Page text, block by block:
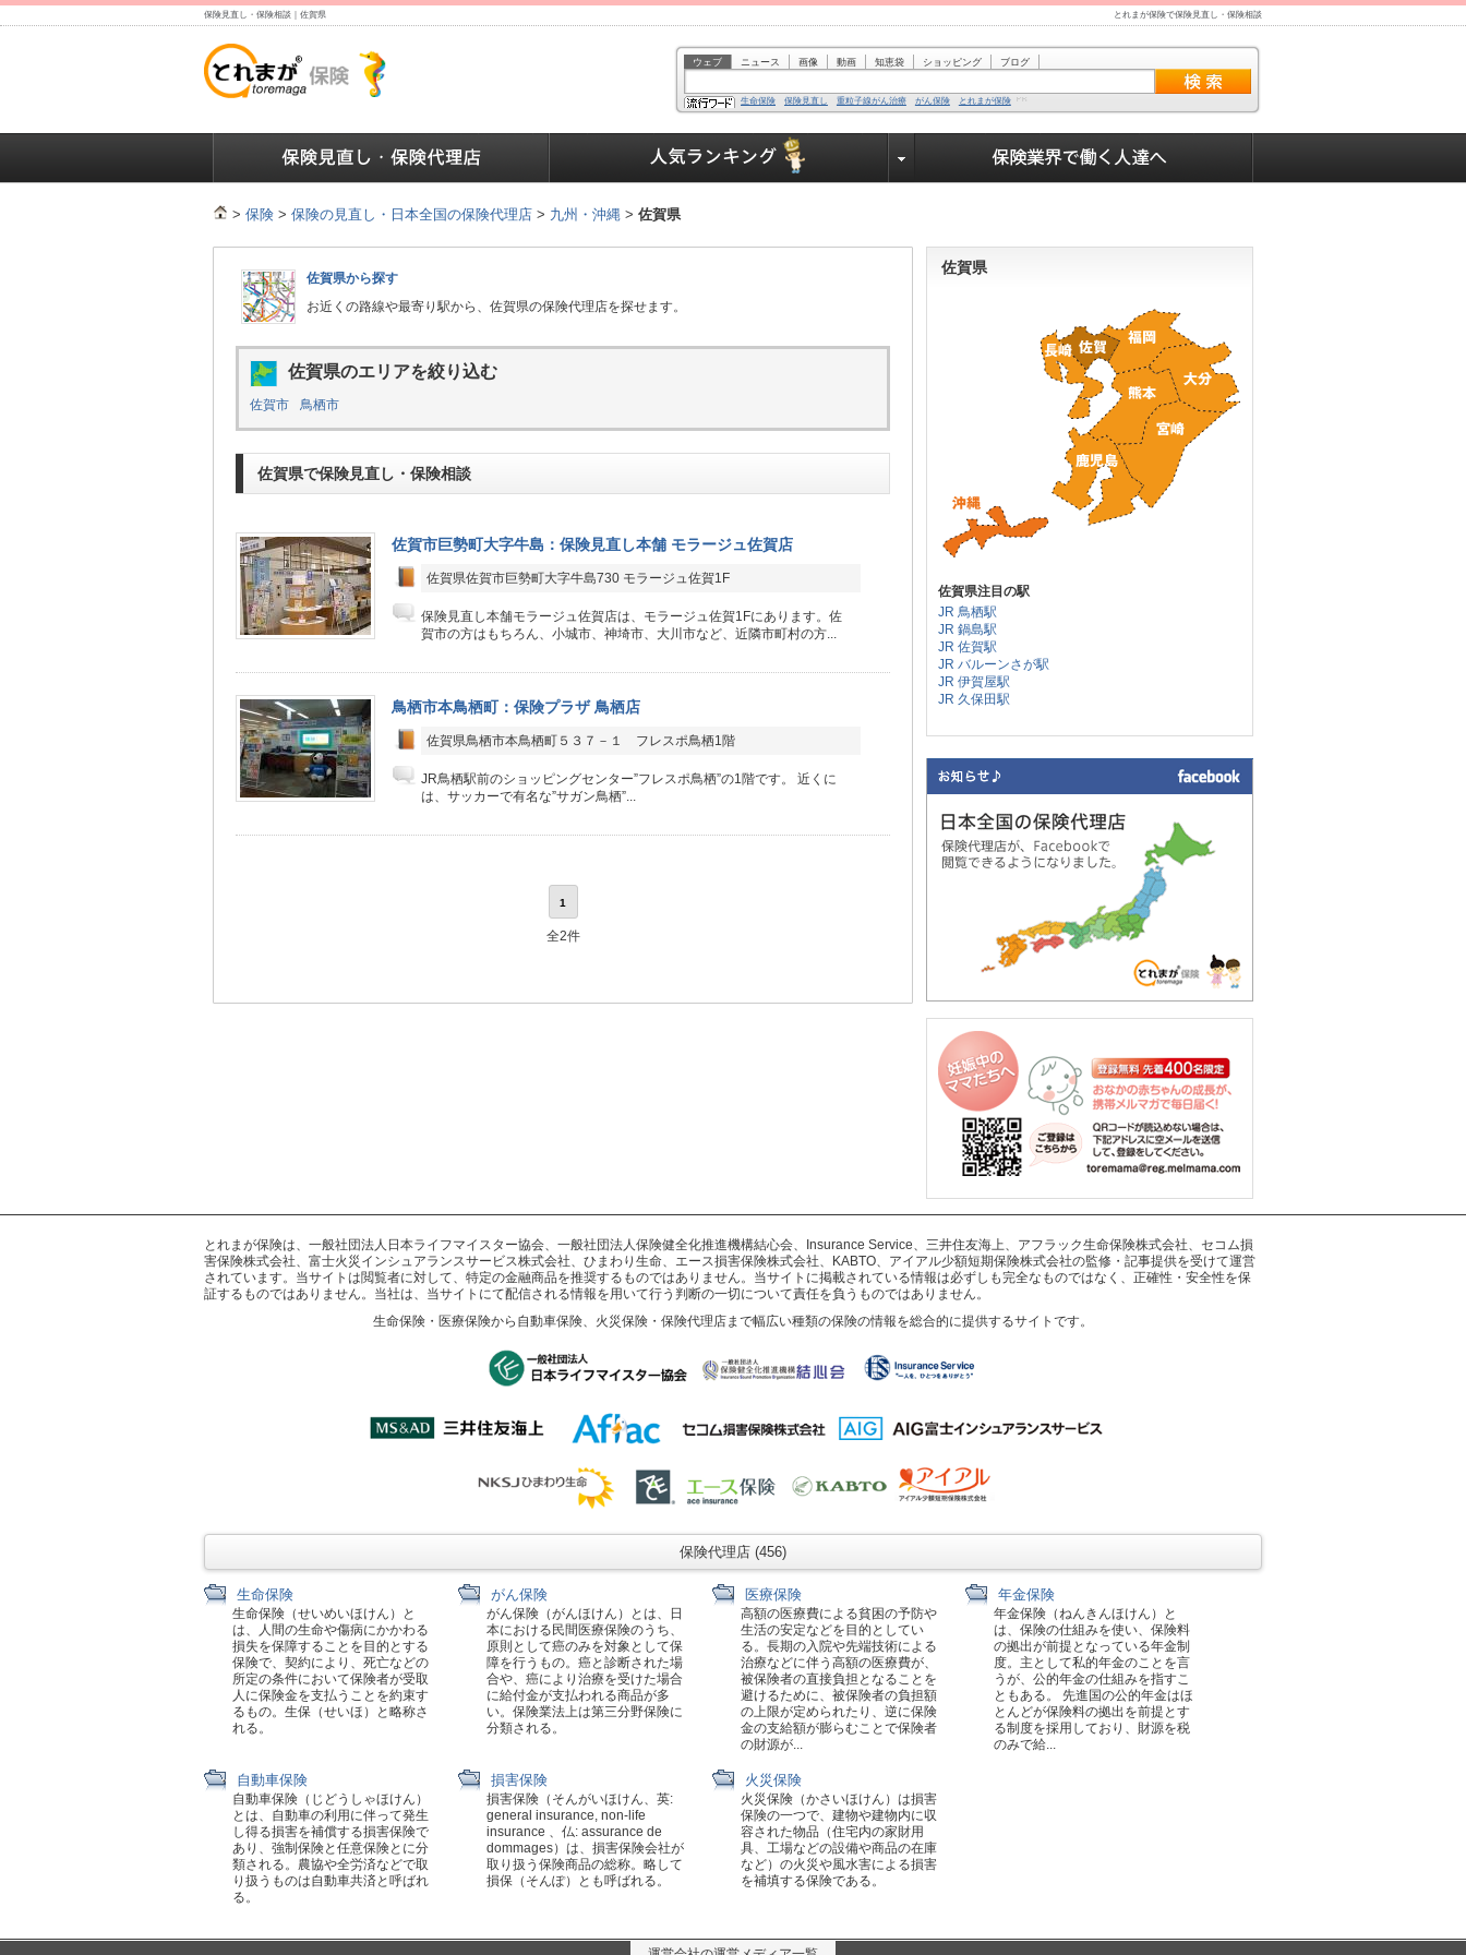
保険見直し・保険相談｜佐賀県 とれまが保険で保険見直し・保険相談
ウェブ ニュース 画像 動画 知恵袋 ショッピング ブログ
生命保険 保険見直し 重粒子線がん治療 がん保険 とれまが保険
> 保険 > 保険の見直し・日本全国の保険代理店 > 九州・沖縄 > 佐賀県
佐賀県から探す
お近くの路線や最寄り駅から、佐賀県の保険代理店を探せます。
佐賀県のエリアを絞り込む
佐賀市 鳥栖市
佐賀県で保険見直し・保険相談
佐賀市巨勢町大字牛島：保険見直し本舗 モラージュ佐賀店
佐賀県佐賀市巨勢町大字牛島730 モラージュ佐賀1F
保険見直し本舗モラージュ佐賀店は、モラージュ佐賀1Fにあります。佐
賀市の方はもちろん、小城市、神埼市、大川市など、近隣市町村の方...
鳥栖市本鳥栖町：保険プラザ 鳥栖店
佐賀県鳥栖市本鳥栖町５３７－１ フレスポ鳥栖1階
JR鳥栖駅前のショッピングセンター”フレスポ鳥栖”の1階です。 近くに
は、サッカーで有名な”サガン鳥栖”...
1
全2件
佐賀県
佐賀県注目の駅
JR 鳥栖駅
JR 鍋島駅
JR 佐賀駅
JR バルーンさが駅
JR 伊賀屋駅
JR 久保田駅
とれまが保険は、一般社団法人日本ライフマイスター協会、一般社団法人保険健全化推進機構結心会、Insurance Service、三井住友海上、アフラック生命保険株式会社、セコム損
害保険株式会社、富士火災インシュアランスサービス株式会社、ひまわり生命、エース損害保険株式会社、KABTO、アイアル少額短期保険株式会社の監修・記事提供を受けて運営
されています。当サイトは閲覧者に対して、特定の金融商品を推奨するものではありません。当サイトに掲載されている情報は必ずしも完全なものではなく、正確性・安全性を保
証するものではありません。当社は、当サイトにて配信される情報を用いて行う判断の一切について責任を負うものではありません。
生命保険・医療保険から自動車保険、火災保険・保険代理店まで幅広い種類の保険の情報を総合的に提供するサイトです。
保険代理店 (456)
生命保険
生命保険（せいめいほけん）と
は、人間の生命や傷病にかかわる
損失を保障することを目的とする
保険で、契約により、死亡などの
所定の条件において保険者が受取
人に保険金を支払うことを約束す
るもの。生保（せいほ）と略称さ
れる。
がん保険
がん保険（がんほけん）とは、日
本における民間医療保険のうち、
原則として癌のみを対象として保
障を行うもの。癌と診断された場
合や、癌により治療を受けた場合
に給付金が支払われる商品が多
い。保険業法上は第三分野保険に
分類される。
医療保険
高額の医療費による貧困の予防や
生活の安定などを目的としてい
る。長期の入院や先端技術による
治療などに伴う高額の医療費が、
被保険者の直接負担となることを
避けるために、被保険者の負担額
の上限が定められたり、逆に保険
金の支給額が膨らむことで保険者
の財源が...
年金保険
年金保険（ねんきんほけん）と
は、保険の仕組みを使い、保険料
の拠出が前提となっている年金制
度。主として私的年金のことを言
うが、公的年金の仕組みを指すこ
ともある。 先進国の公的年金はほ
とんどが保険料の拠出を前提とす
る制度を採用しており、財源を税
のみで給...
自動車保険
自動車保険（じどうしゃほけん）
とは、自動車の利用に伴って発生
し得る損害を補償する損害保険で
あり、強制保険と任意保険とに分
類される。農協や全労済などで取
り扱うものは自動車共済と呼ばれ
る。
損害保険
損害保険（そんがいほけん、英:
general insurance, non-life
insurance 、仏: assurance de
dommages）は、損害保険会社が
取り扱う保険商品の総称。略して
損保（そんぽ）とも呼ばれる。
火災保険
火災保険（かさいほけん）は損害
保険の一つで、建物や建物内に収
容された物品（住宅内の家財用
具、工場などの設備や商品の在庫
など）の火災や風水害による損害
を補填する保険である。